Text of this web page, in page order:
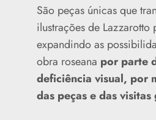
São peças únicas que
ilustrações de Lazzarotto
expandindo as
obra roseana por parte
deficiência visual, por
das peças e das visitas